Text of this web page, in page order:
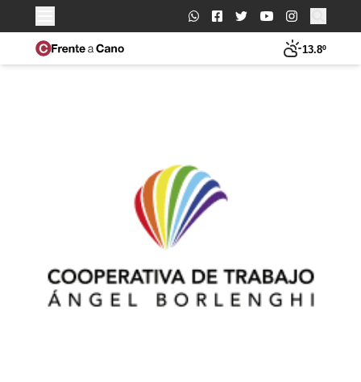
Buscar:
13.8º